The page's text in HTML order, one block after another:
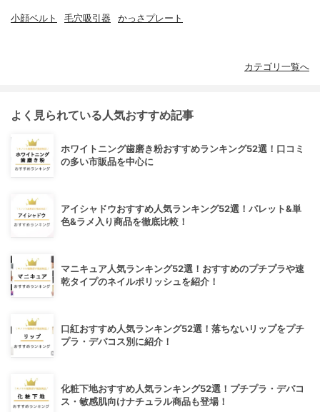
小顔ベルト 毛穴吸引器 かっさプレート
カテゴリ一覧へ
よく見られている人気おすすめ記事
ホワイトニング歯磨き粉おすすめランキング52選！口コミ
の多い市販品を中心に
アイシャドウおすすめ人気ランキング52選！パレット&単
色&ラメ入り商品を徹底比較！
マニキュア人気ランキング52選！おすすめのプチプラや速
乾タイプのネイルポリッシュを紹介！
口紅おすすめ人気ランキング52選！落ちないリップをプチ
プラ・デパコス別に紹介！
化粧下地おすすめ人気ランキング52選！プチプラ・デパコ
ス・敏感肌向けナチュラル商品も登場！